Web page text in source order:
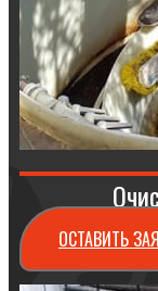
ОСТАВИТЬ